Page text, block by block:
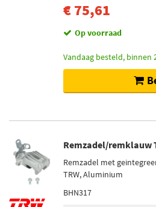
€ 75,61
Op voorraad
Vandaag besteld, binnen
Remzadel/remklauw
Remzadel met
TRW, Aluminium
BHN317